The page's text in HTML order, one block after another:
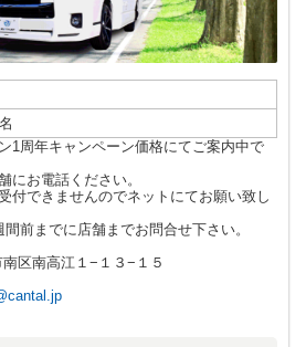
1周年キャンペーン価格にてご案内中で
にお電話ください。
付できませんのでネットにてお願い致し
前までに店舗までお問合せ下さい。
区南高江１−１３−１５